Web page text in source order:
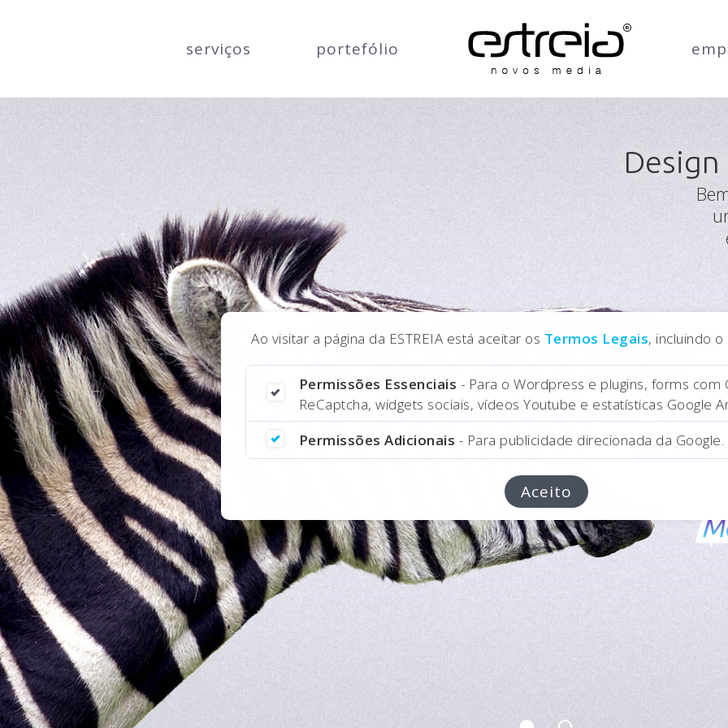
serviços portefólio
Web
Next
Ao visitar a página da ESTREIA está aceitar os Termos Legais, incluindo
Permissões Essenciais - Para o Wordpress e plugins, forms com
ReCaptcha, widgets sociais, vídeos Youtube e estatísticas Google
Permissões Adicionais - Para publicidade direcionada da Google.
Aceito